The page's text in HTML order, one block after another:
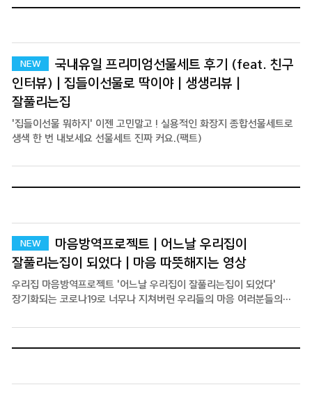
국내유일 프리미엄선물세트 후기 (feat. 친구
인터뷰) | 집들이선물로 딱이야 | 생생리뷰 |
잘풀리는집
'집들이선물 뭐하지' 이젠 고민말고 ! 실용적인 화장지 종합선물세트로
생색 한 번 내보세요 선물세트 진짜 커요.(팩트)
마음방역프로젝트 | 어느날 우리집이
잘풀리는집이 되었다 | 마음 따뜻해지는 영상
우리집 마음방역프로젝트 '어느날 우리집이 잘풀리는집이 되었다'
장기화되는 코로나19로 너무나 지쳐버린 우리들의 마음 여러분들의
이벤트기간 : 5/3(월)~5/12(수) 많은 참여 부탁드려요 -----
찾아보는 건 어떨까요?' 기분좋은 생활, 잘풀리는집